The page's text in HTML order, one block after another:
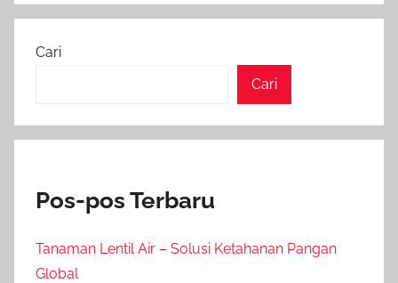
Cari
Cari
Pos-pos Terbaru
Tanaman Lentil Air – Solusi Ketahanan Pangan
Global